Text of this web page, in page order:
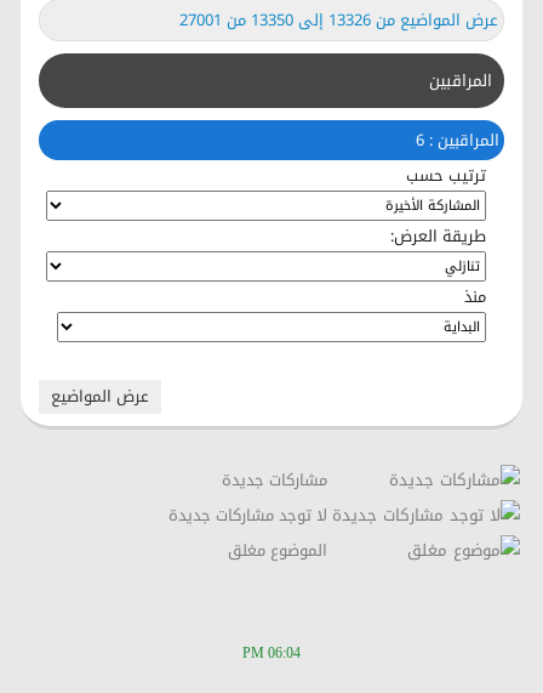
عرض المواضيع من 13326 إلى 13350 من 27001
المراقبين
المراقبين : 6
ترتيب حسب
طريقة العرض:
منذ
مشاركات جديدة
لا توجد مشاركات جديدة
الموضوع مغلق
06:04 PM